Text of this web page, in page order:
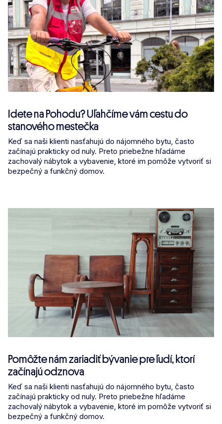
Idete na Pohodu? Uľahčíme vám cestu do
stanového mestečka
Keď sa naši klienti nasťahujú do nájomného bytu, často
začínajú prakticky od nuly. Preto priebežne hľadáme
zachovalý nábytok a vybavenie, ktoré im pomôže vytvoriť si
bezpečný a funkčný domov.
Pomôžte nám zariadiť bývanie pre ľudí, ktorí
začínajú odznova
Keď sa naši klienti nasťahujú do nájomného bytu, často
začínajú prakticky od nuly. Preto priebežne hľadáme
zachovalý nábytok a vybavenie, ktoré im pomôže vytvoriť si
bezpečný a funkčný domov.